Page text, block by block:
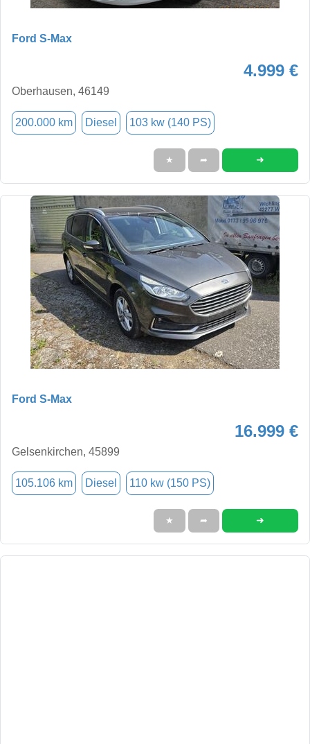
Ford S-Max
4.999 €
Oberhausen, 46149
200.000 km Diesel 103 kw (140 PS)
★ ➦ ➜
Ford S-Max
16.999 €
Gelsenkirchen, 45899
105.106 km Diesel 110 kw (150 PS)
★ ➦ ➜